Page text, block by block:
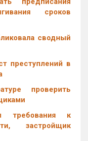
сроков
сводный
преступлений в
проверить
требования к
застройщик